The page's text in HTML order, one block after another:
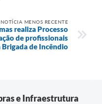
NOTÍCIA MENOS RECENTE
realiza Processo
de profissionais
de Incêndio
e Infraestrutura